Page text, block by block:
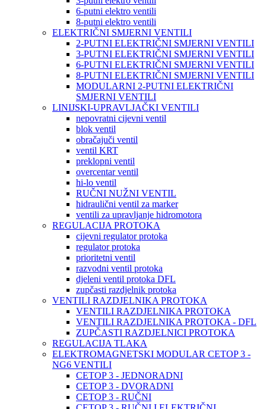
6-putni elektro ventili
8-putni elektro ventili
ELEKTRIČNI SMJERNI VENTILI
2-PUTNI ELEKTRIČNI SMJERNI VENTILI
3-PUTNI ELEKTRIČNI SMJERNI VENTILI
6-PUTNI ELEKTRIČNI SMJERNI VENTILI
8-PUTNI ELEKTRIČNI SMJERNI VENTILI
MODULARNI 2-PUTNI ELEKTRIČNI
SMJERNI VENTILI
LINIJSKI-UPRAVLJAČKI VENTILI
nepovratni cijevni ventil
blok ventil
obračajuči ventil
ventil KRT
preklopni ventil
overcentar ventil
hi-lo ventil
RUČNI NUŽNI VENTIL
hidraulični ventil za marker
ventili za upravljanje hidromotora
REGULACIJA PROTOKA
cijevni regulator protoka
regulator protoka
prioritetni ventil
razvodni ventil protoka
djeleni ventil protoka DFL
zupčasti razdjelnik protoka
VENTILI RAZDJELNIKA PROTOKA
VENTILI RAZDJELNIKA PROTOKA
VENTILI RAZDJELNIKA PROTOKA - DFL
ZUPČASTI RAZDJELNICI PROTOKA
REGULACIJA TLAKA
ELEKTROMAGNETSKI MODULAR CETOP 3 -
NG6 VENTILI
CETOP 3 - JEDNORADNI
CETOP 3 - DVORADNI
CETOP 3 - RUČNI